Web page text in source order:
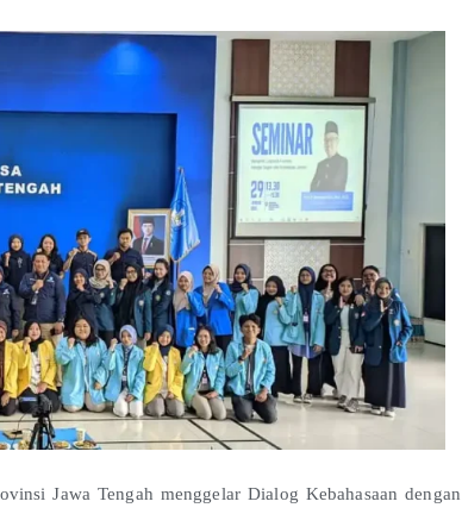
Jawa Tengah menggelar Dialog Kebahasaan dengan